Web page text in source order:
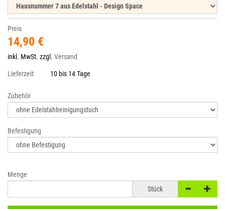
Preis
14,90 €
inkl. MwSt. zzgl. Versand
Lieferzeit 10 bis 14 Tage
Zubehör
Befestigung
Menge
Stück